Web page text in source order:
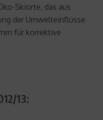
Skiorte, das aus
der Umwelteinflüsse
für korrektive
13: